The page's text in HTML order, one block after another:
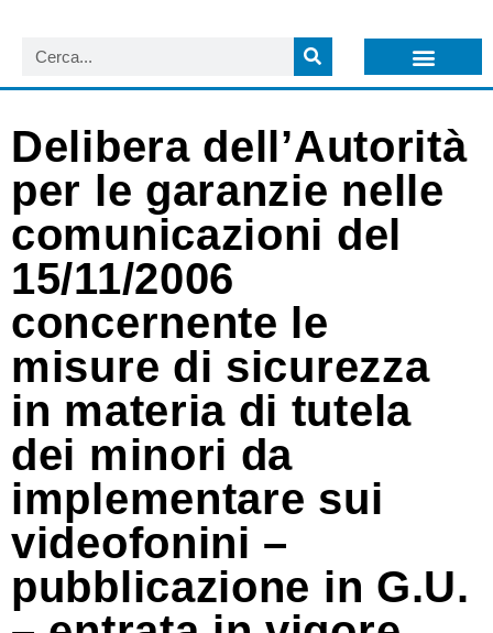
Delibera dell’Autorità
per le garanzie nelle
comunicazioni del
15/11/2006
concernente le
misure di sicurezza
in materia di tutela
dei minori da
implementare sui
videofonini –
pubblicazione in G.U.